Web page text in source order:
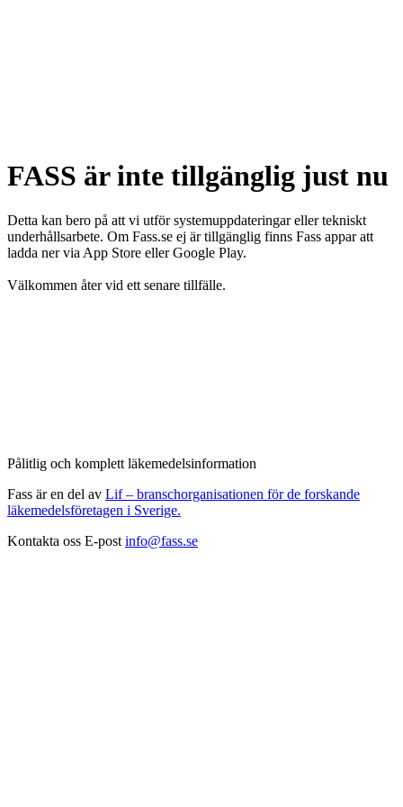
FASS är inte tillgänglig just nu
Detta kan bero på att vi utför systemuppdateringar eller tekniskt
underhållsarbete. Om Fass.se ej är tillgänglig finns Fass appar att
ladda ner via App Store eller Google Play.
Välkommen åter vid ett senare tillfälle.
Pålitlig och komplett läkemedelsinformation
Fass är en del av Lif – branschorganisationen för de forskande
läkemedelsföretagen i Sverige.
Kontakta oss E-post info@fass.se